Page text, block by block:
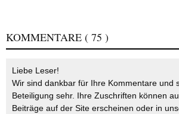
KOMMENTARE ( 75 )
Liebe Leser!
Wir sind dankbar für Ihre Kommentare und
Beteiligung sehr. Ihre Zuschriften können
Beiträge auf der Site erscheinen oder in